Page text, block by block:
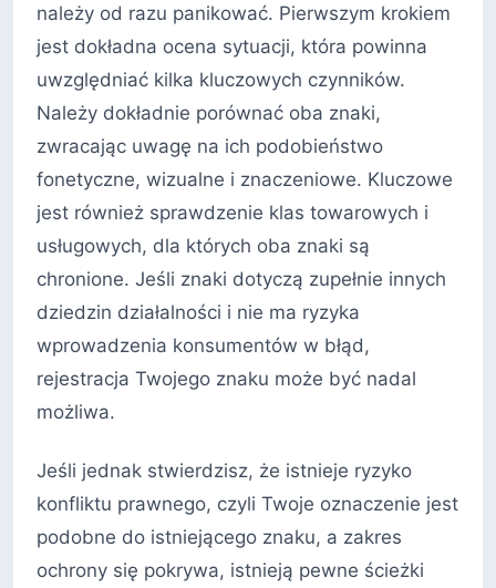
należy od razu panikować. Pierwszym krokiem
jest dokładna ocena sytuacji, która powinna
uwzględniać kilka kluczowych czynników.
Należy dokładnie porównać oba znaki,
zwracając uwagę na ich podobieństwo
fonetyczne, wizualne i znaczeniowe. Kluczowe
jest również sprawdzenie klas towarowych i
usługowych, dla których oba znaki są
chronione. Jeśli znaki dotyczą zupełnie innych
dziedzin działalności i nie ma ryzyka
wprowadzenia konsumentów w błąd,
rejestracja Twojego znaku może być nadal
możliwa.
Jeśli jednak stwierdzisz, że istnieje ryzyko
konfliktu prawnego, czyli Twoje oznaczenie jest
podobne do istniejącego znaku, a zakres
ochrony się pokrywa, istnieją pewne ścieżki